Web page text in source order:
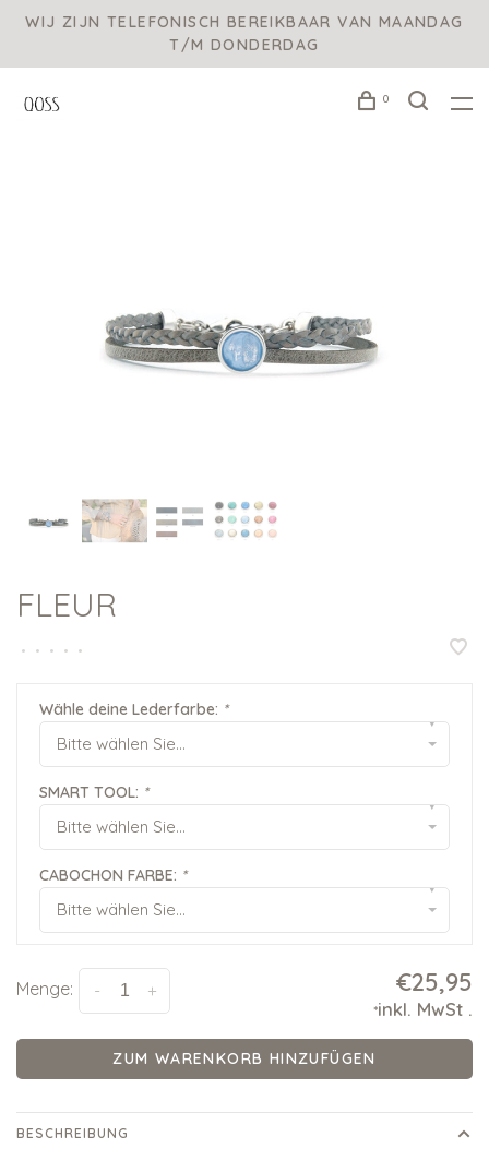
WIJ ZIJN TELEFONISCH BEREIKBAAR VAN MAANDAG
T/M DONDERDAG
0
FLEUR
• • • • •
Wähle deine Lederfarbe: *
Bitte wählen Sie...
▾
SMART TOOL: *
Bitte wählen Sie...
▾
CABOCHON FARBE: *
Bitte wählen Sie...
▾
Menge: +
- €25,95
*inkl. MwSt .
ZUM WARENKORB HINZUFÜGEN
BESCHREIBUNG